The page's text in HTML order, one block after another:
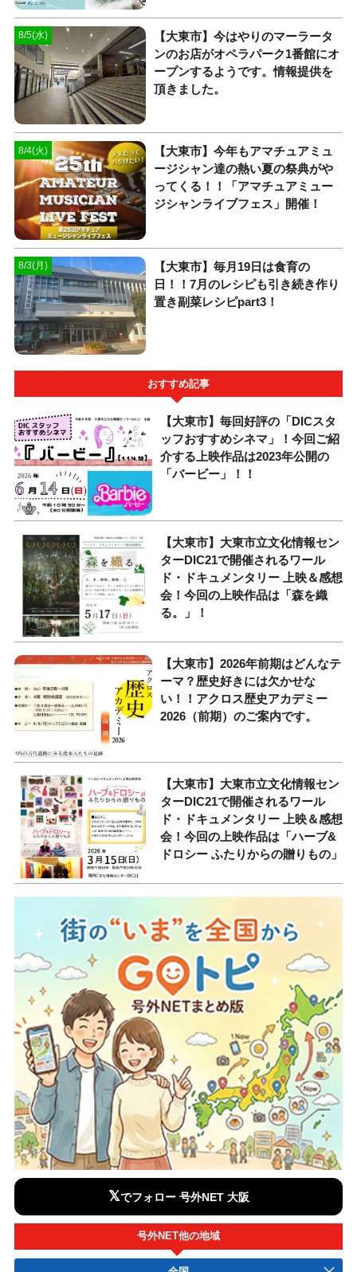
8/5(水)
【大東市】今はやりのマーラータ
ンのお店がオペラパーク1番館にオ
ープンするようです。情報提供を
頂きました。
8/4(火)
【大東市】今年もアマチュアミュ
ージシャン達の熱い夏の祭典がや
ってくる！！「アマチュアミュー
ジシャンライブフェス」開催！
8/3(月)
【大東市】毎月19日は食育の
日！！7月のレシピも引き続き作り
置き副菜レシピpart3！
おすすめ記事
【大東市】毎回好評の「DICスタ
ッフおすすめシネマ」！今回ご紹
介する上映作品は2023年公開の
「バービー」！！
【大東市】大東市立文化情報セン
ターDIC21で開催されるワール
ド・ドキュメンタリー 上映＆感想
会！今回の上映作品は「森を織
る。」！
【大東市】2026年前期はどんなテ
ーマ？歴史好きには欠かせな
い！！アクロス歴史アカデミー
2026（前期）のご案内です。
【大東市】大東市立文化情報セン
ターDIC21で開催されるワール
ド・ドキュメンタリー 上映＆感想
会！今回の上映作品は「ハーブ&
ドロシー ふたりからの贈りもの」
𝕏でフォロー 号外NET 大阪
号外NET他の地域